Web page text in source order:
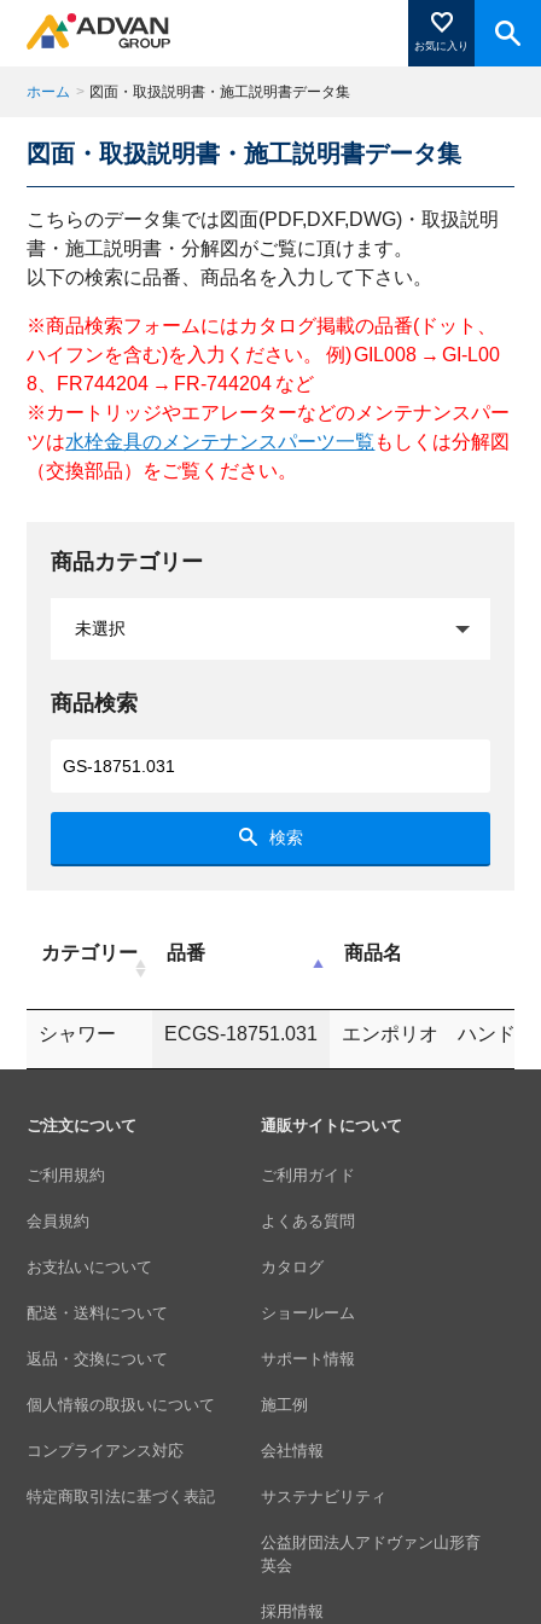
お気に入り
商品ページにある「お気に入り登録」を押すと登録した
商品がここに表示されます。
ホーム > 図面・取扱説明書・施工説明書データ集
図面・取扱説明書・施工説明書データ集
こちらのデータ集では図面(PDF,DXF,DWG)・取扱説明
書・施工説明書・分解図がご覧に頂けます。
以下の検索に品番、商品名を入力して下さい。
※商品検索フォームにはカタログ掲載の品番(ドット、
ハイフンを含む)を入力ください。 例) GIL008 → GI-L00
8、FR744204 → FR-744204 など
※カートリッジやエアレーターなどのメンテナンスパー
ツは水栓金具のメンテナンスパーツ一覧 もしくは分解図
（交換部品）をご覧ください。
商品カテゴリー
商品検索
検索
カテゴリー 品番 商品名
シャワー ECGS-18751.031 エンポリオ ハンドシ
ご注文について
ご利用規約
会員規約
お支払いについて
配送・送料について
返品・交換について
個人情報の取扱いについて
コンプライアンス対応
特定商取引法に基づく表記
通販サイトについて
ご利用ガイド
よくある質問
カタログ
ショールーム
サポート情報
施工例
会社情報
サステナビリティ
公益財団法人アドヴァン山形育
英会
採用情報